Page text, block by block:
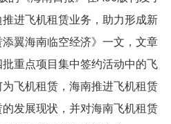
进飞机租赁业务，助力形成新
翼海南临空经济》一文，文章
重点项目集中签约活动中的飞
飞机租赁，海南推进飞机租赁
发展现状，并对海南飞机租赁